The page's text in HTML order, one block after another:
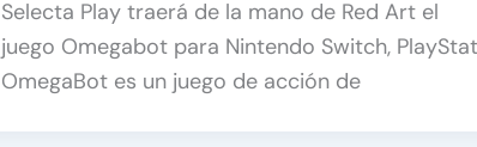
Selecta Play traerá de la mano de Red Art el
juego Omegabot para Nintendo Switch,
OmegaBot es un juego de acción de